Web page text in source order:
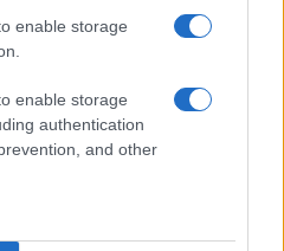
enable storage
enable storage
authentication
and other
Gsm
Ft (új)